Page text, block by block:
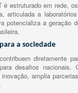
é estruturado em rede,
articulada a
potencializa a geração
a sociedade
diretamente
desafios nacionais.
amplia